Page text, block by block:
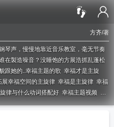
方齐/著
琴声，慢慢地靠近音乐教室，毫无节奏
在製造噪音？没睡饱的方展浩抓乱蓬松
跟她的..幸福主题的歌 幸福才是主旋
展幸福空间的主旋律 幸福是主旋律 幸福
律与什么动词搭配好 幸福主题视频 幸
的主页幸福预设歌曲幸福的主角歌